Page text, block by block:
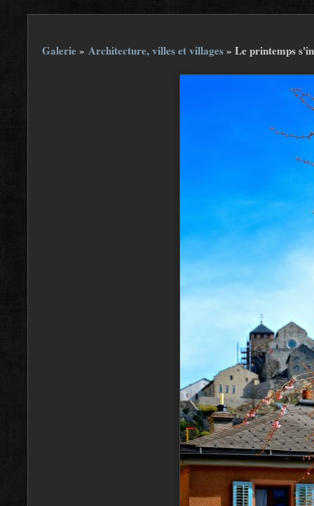
Galerie» Architecture, villes et villages» Le printemps